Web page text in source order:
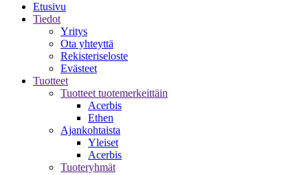
Etusivu
Tiedot
Yritys
Ota yhteyttä
Rekisteriseloste
Evästeet
Tuotteet
Tuotteet tuotemerkeittäin
Acerbis
Ethen
Ajankohtaista
Yleiset
Acerbis
Tuoteryhmät